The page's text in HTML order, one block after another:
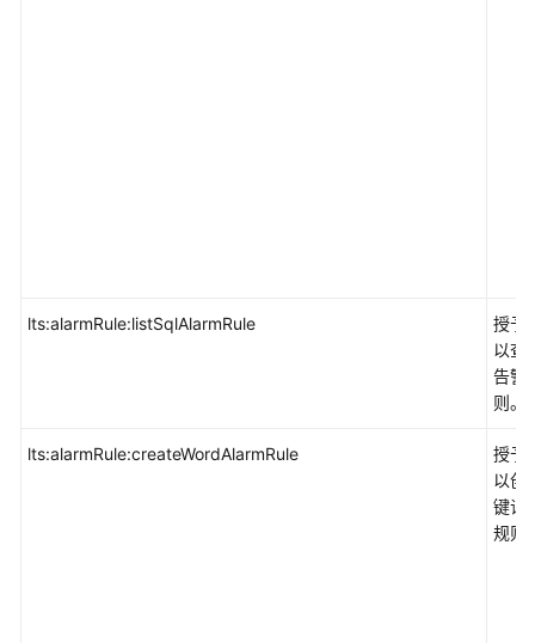
lts:alarmRule:listSqlAlarmRule
授予
以查
告警
则。
lts:alarmRule:createWordAlarmRule
授予
以创
键词
规则